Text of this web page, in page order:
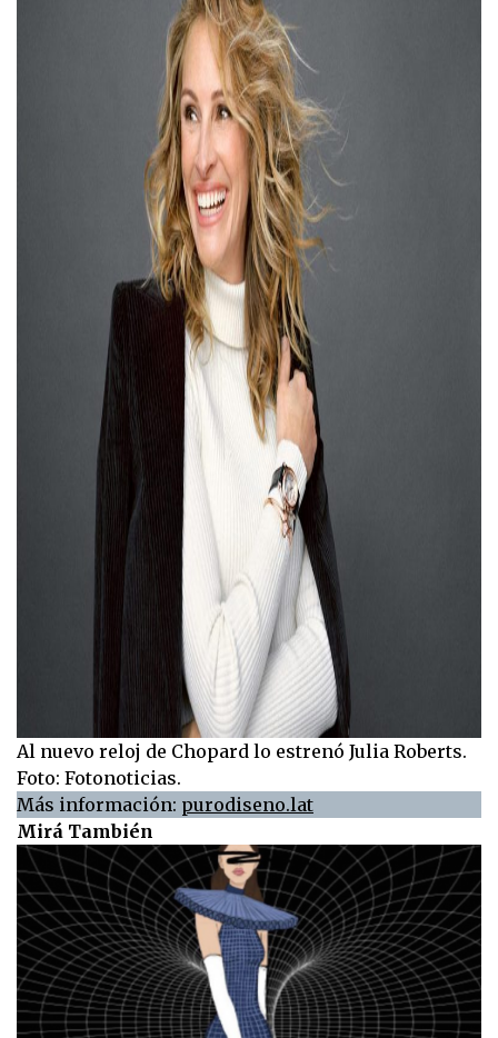
Al nuevo reloj de Chopard lo estrenó Julia Roberts.
Foto: Fotonoticias.
Más información: purodiseno.lat
Mirá También